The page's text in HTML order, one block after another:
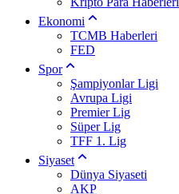
Ekonomi
TCMB Haberleri
FED
Spor
Şampiyonlar Ligi
Avrupa Ligi
Premier Lig
Süper Lig
TFF 1. Lig
Siyaset
Dünya Siyaseti
AKP